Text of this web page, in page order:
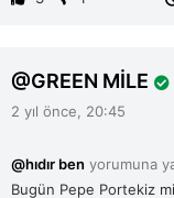
GREEN MİLE
2 yıl önce, 20:45
@hıdır ben yorumuna
Bugün Pepe Portekiz